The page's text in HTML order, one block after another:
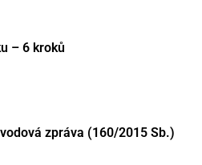
– 6 kroků
zpráva (160/2015 Sb.)